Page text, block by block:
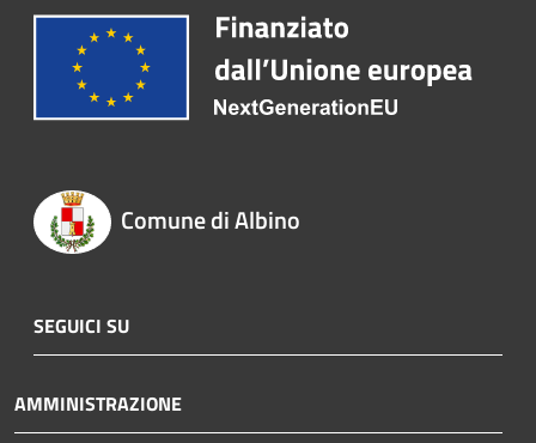
Comune di Albino
SEGUICI SU
AMMINISTRAZIONE